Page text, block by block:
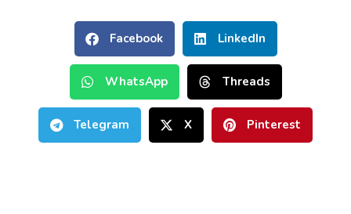
Facebook LinkedIn
WhatsApp Threads
Telegram X Pinterest